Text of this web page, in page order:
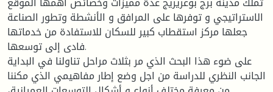
الاستراتيجي و توفرها على المرافق و الأنشطة وتطور الصناعة
جعلها مركز استقطاب كبير للسكان للاستفادة من خدماتها
فادى إلى توسعها.
على ضوء هذا البحث الذي مر بثلاث مراحل تناولنا في البداية
الجانب النظري للدراسة من اجل وضع إطار مفاهيمي الذي مكننا